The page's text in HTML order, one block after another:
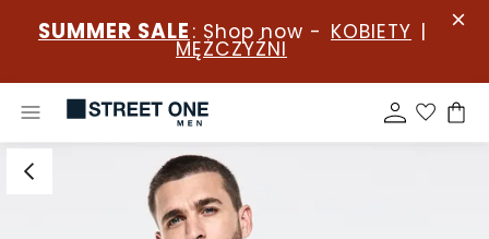
SUMMER SALE : Shop now - KOBIETY |
MĘŻCZYŹNI